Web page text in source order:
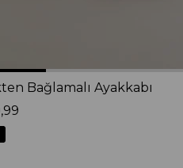
Bağlamalı Ayakkabı